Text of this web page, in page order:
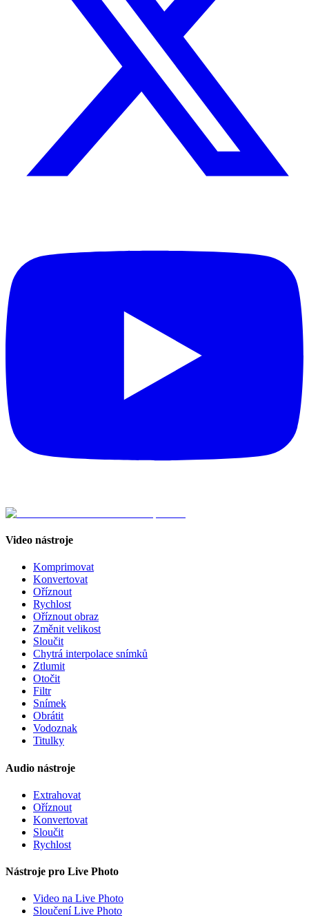
Video nástroje
Komprimovat
Konvertovat
Oříznout
Rychlost
Oříznout obraz
Změnit velikost
Sloučit
Chytrá interpolace snímků
Ztlumit
Otočit
Filtr
Snímek
Obrátit
Vodoznak
Titulky
Audio nástroje
Extrahovat
Oříznout
Konvertovat
Sloučit
Rychlost
Nástroje pro Live Photo
Video na Live Photo
Sloučení Live Photo